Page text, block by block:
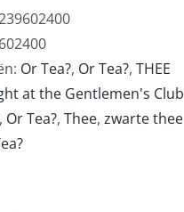
65gr
in
Theeblik
aantal
Or Tea?, Or Tea?, THEE
at the Gentlemen's Club
, Or Tea?, Thee, zwarte thee